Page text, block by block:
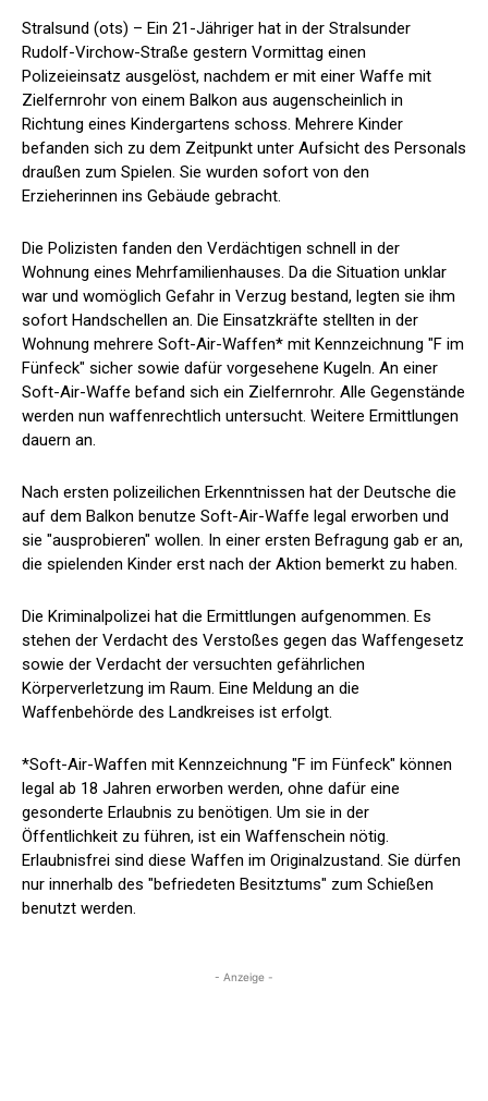
Stralsund (ots) – Ein 21-Jähriger hat in der Stralsunder
Rudolf-Virchow-Straße gestern Vormittag einen
Polizeieinsatz ausgelöst, nachdem er mit einer Waffe mit
Zielfernrohr von einem Balkon aus augenscheinlich in
Richtung eines Kindergartens schoss. Mehrere Kinder
befanden sich zu dem Zeitpunkt unter Aufsicht des Personals
draußen zum Spielen. Sie wurden sofort von den
Erzieherinnen ins Gebäude gebracht.
Die Polizisten fanden den Verdächtigen schnell in der
Wohnung eines Mehrfamilienhauses. Da die Situation unklar
war und womöglich Gefahr in Verzug bestand, legten sie ihm
sofort Handschellen an. Die Einsatzkräfte stellten in der
Wohnung mehrere Soft-Air-Waffen* mit Kennzeichnung "F im
Fünfeck" sicher sowie dafür vorgesehene Kugeln. An einer
Soft-Air-Waffe befand sich ein Zielfernrohr. Alle Gegenstände
werden nun waffenrechtlich untersucht. Weitere Ermittlungen
dauern an.
Nach ersten polizeilichen Erkenntnissen hat der Deutsche die
auf dem Balkon benutze Soft-Air-Waffe legal erworben und
sie "ausprobieren" wollen. In einer ersten Befragung gab er an,
die spielenden Kinder erst nach der Aktion bemerkt zu haben.
Die Kriminalpolizei hat die Ermittlungen aufgenommen. Es
stehen der Verdacht des Verstoßes gegen das Waffengesetz
sowie der Verdacht der versuchten gefährlichen
Körperverletzung im Raum. Eine Meldung an die
Waffenbehörde des Landkreises ist erfolgt.
*Soft-Air-Waffen mit Kennzeichnung "F im Fünfeck" können
legal ab 18 Jahren erworben werden, ohne dafür eine
gesonderte Erlaubnis zu benötigen. Um sie in der
Öffentlichkeit zu führen, ist ein Waffenschein nötig.
Erlaubnisfrei sind diese Waffen im Originalzustand. Sie dürfen
nur innerhalb des "befriedeten Besitztums" zum Schießen
benutzt werden.
- Anzeige -